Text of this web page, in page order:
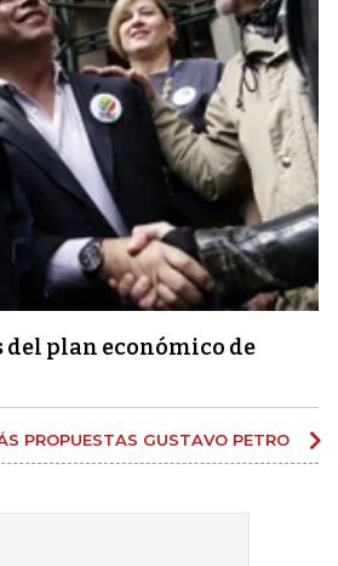
del plan económico de
PROPUESTAS GUSTAVO PETRO